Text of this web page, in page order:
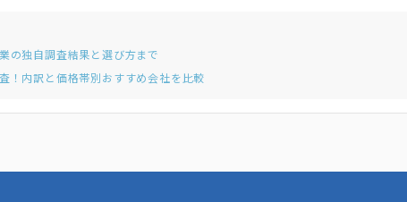
の独自調査結果と選び方まで
！内訳と価格帯別おすすめ会社を比較